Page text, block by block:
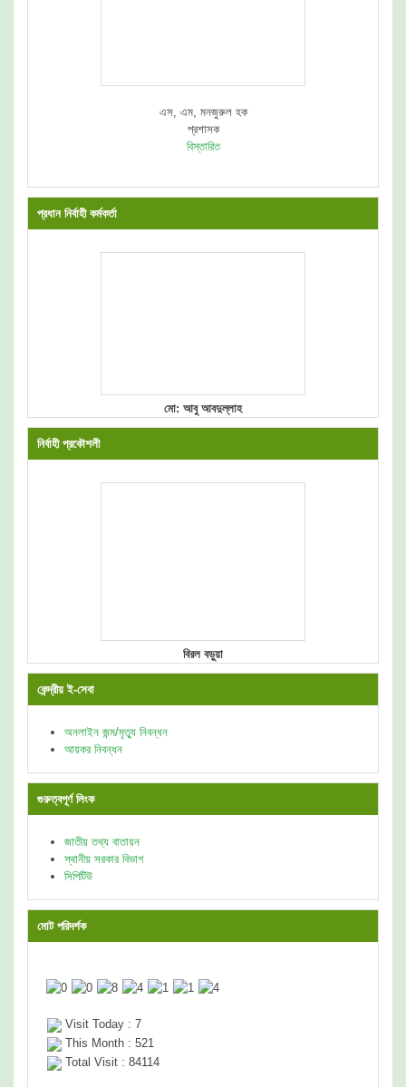
এস, এম, মনজুরুল হক
প্রশাসক
বিস্তারিত
প্রধান নির্বাহী কর্মকর্তা
মো: আবু আবদুল্লাহ
নির্বাহী প্রকৌশলী
বিরল বড়ুয়া
কেন্দ্রীয় ই-সেবা
অনলাইন জন্ম/মৃত্যু নিবন্ধন
আয়কর নিবন্ধন
গুরুত্বপূর্ণ লিংক
জাতীয় তথ্য বাতায়ন
স্থানীয় সরকার বিভাগ
সিপিটিউ
মোট পরিদর্শক
Visit Today : 7
This Month : 521
Total Visit : 84114